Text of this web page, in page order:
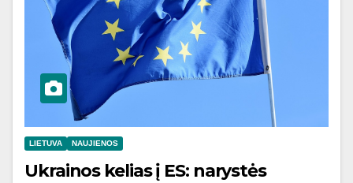
LIETUVA NAUJIENOS
Ukrainos kelias į ES: narystės